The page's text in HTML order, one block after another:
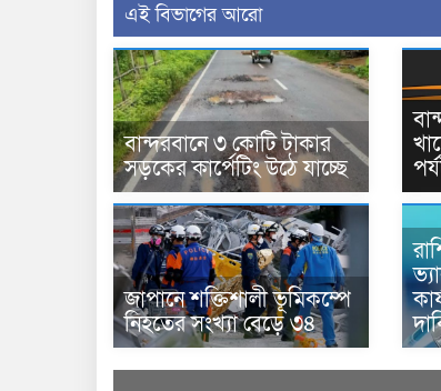
এই বিভাগের আরো
বান্দরবানে ৩ কোটি টাকার
সড়কের কার্পেটিং উঠে যাচ্ছে
জাপানে শক্তিশালী ভূমিকম্পে
নিহতের সংখ্যা বেড়ে ৩৪